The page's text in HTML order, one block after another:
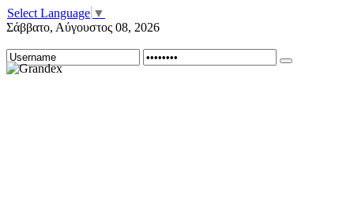
Select Language ▼
Σάββατο, Αύγουστος 08, 2026